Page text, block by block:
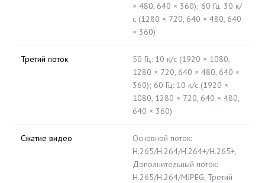
× 480, 640 × 360); 60 Гц: 30 к/
с (1280 × 720, 640 × 480, 640
× 360)
Третий поток
50 Гц: 10 к/с (1920 × 1080,
1280 × 720, 640 × 480, 640 ×
360); 60 Гц: 10 к/с (1920 ×
1080, 1280 × 720, 640 × 480,
640 × 360)
Сжатие видео
Основной поток:
H.265/H.264/H.264+/H.265+,
Дополнительный поток:
H.265/H.264/MJPEG, Третий